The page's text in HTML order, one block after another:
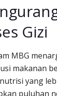
Gizi
MBG
makanan
yang
puluhan